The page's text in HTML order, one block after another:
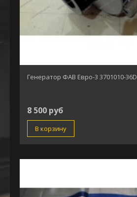
Генератор ФАВ Евро-3 3701010-36D
8 500 руб
В корзину